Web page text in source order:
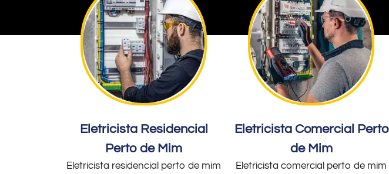
Eletricista Residencial
Perto de Mim
Eletricista residencial perto de mim
Eletricista Comercial Perto
de Mim
Eletricista comercial perto de mim